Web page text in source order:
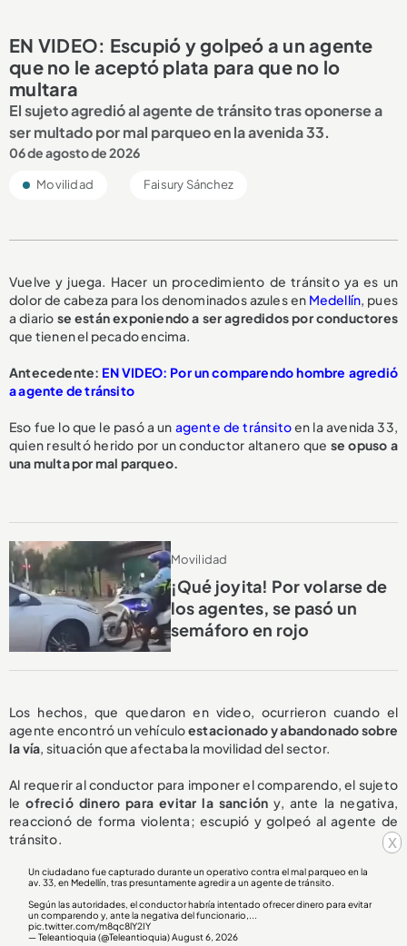
x
EN VIDEO: Escupió y golpeó a un agente
que no le aceptó plata para que no lo
multara
El sujeto agredió al agente de tránsito tras oponerse a
ser multado por mal parqueo en la avenida 33.
06 de agosto de 2026
Movilidad Faisury Sánchez
Vuelve y juega. Hacer un procedimiento de tránsito ya es un
dolor de cabeza para los denominados azules en Medellín, pues
a diario se están exponiendo a seragredidos por conductores
que tienen el pecado encima.
Antecedente: EN VIDEO: Por un comparendo hombre agredió
a agente de tránsito
Eso fue lo que le pasó a un agente de tránsitoen la avenida 33,
quien resultó herido por un conductor altanero que se opuso a
una multapor mal parqueo.
Movilidad
¡Qué joyita! Por volarse de
los agentes, se pasó un
semáforo en rojo
Los hechos, que quedaron en video, ocurrieron cuando el
agente encontró un vehículoestacionado y abandonado sobre
la vía, situación que afectaba la movilidad del sector.
Al requerir al conductor para imponer el comparendo, el sujeto
leofreció dinero para evitar la sanción y, ante la negativa,
reaccionó de forma violenta; escupió y golpeó al agente de
tránsito.
Un ciudadano fue capturado durante un operativo contra el mal parqueo en la
av. 33, en Medellín, tras presuntamente agredir a un agente de tránsito.
Según las autoridades, el conductor habría intentado ofrecer dinero para evitar
un comparendo y, ante la negativa del funcionario,...
pic.twitter.com/m8qc8lY2IY
— Teleantioquia (@Teleantioquia)August 6, 2026